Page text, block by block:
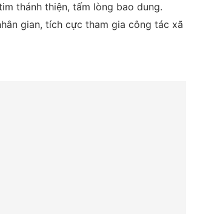
thánh thiện, tấm lòng bao dung.
gian, tích cực tham gia công tác xã